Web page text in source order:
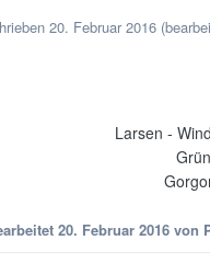
20. Februar 2016
Larsen -
20. Februar 2016 von